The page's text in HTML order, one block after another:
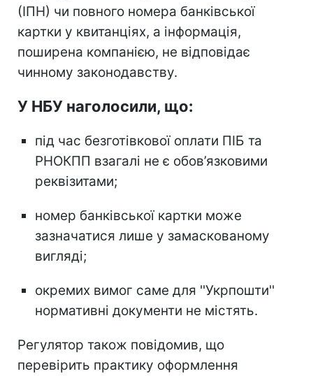
(ІПН) чи повного номера банківської
картки у квитанціях, а інформація,
поширена компанією, не відповідає
чинному законодавству.
У НБУ наголосили, що:
під час безготівкової оплати ПІБ та
РНОКПП взагалі не є обов’язковими
реквізитами;
номер банківської картки може
зазначатися лише у замаскованому
вигляді;
окремих вимог саме для ''Укрпошти''
нормативні документи не містять.
Регулятор також повідомив, що
перевірить практику оформлення